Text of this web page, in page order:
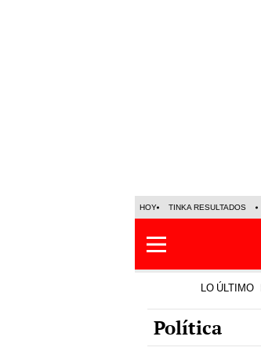
HOY TINKA RESULTADOS
LO ÚLTIMO
Política